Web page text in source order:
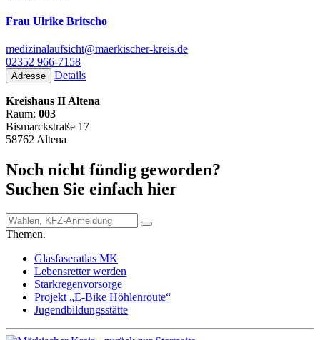
Frau Ulrike Britscho
medizinalaufsicht@maerkischer-kreis.de
02352 966-7158
Adresse Details
Kreishaus II Altena
Raum: 003
Bismarckstraße 17
58762 Altena
Noch nicht fündig geworden?
Suchen Sie einfach hier
Themen.
Glasfaseratlas MK
Lebensretter werden
Starkregenvorsorge
Projekt „E-Bike Höhlenroute“
Jugendbildungsstätte